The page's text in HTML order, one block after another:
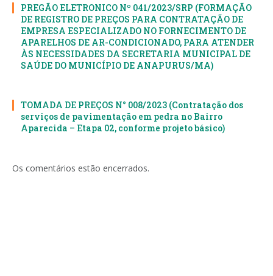
PREGÃO ELETRONICO Nº 041/2023/SRP (FORMAÇÃO
DE REGISTRO DE PREÇOS PARA CONTRATAÇÃO DE
EMPRESA ESPECIALIZADO NO FORNECIMENTO DE
APARELHOS DE AR-CONDICIONADO, PARA ATENDER
ÀS NECESSIDADES DA SECRETARIA MUNICIPAL DE
SAÚDE DO MUNICÍPIO DE ANAPURUS/MA)
TOMADA DE PREÇOS N° 008/2023 (Contratação dos
serviços de pavimentação em pedra no Bairro
Aparecida – Etapa 02, conforme projeto básico)
Os comentários estão encerrados.